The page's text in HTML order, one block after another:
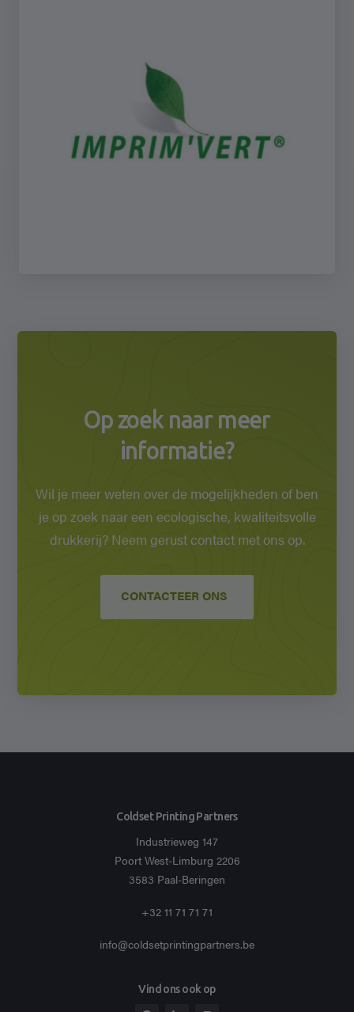
Op zoek naar meer
informatie?
Wil je meer weten over de mogelijkheden of ben
je op zoek naar een ecologische, kwaliteitsvolle
drukkerij? Neem gerust contact met ons op.
CONTACTEER ONS
Coldset Printing Partners
Industrieweg 147
Poort West-Limburg 2206
3583 Paal-Beringen
+32 11 71 71 71
info@coldsetprintingpartners.be
Vind ons ook op